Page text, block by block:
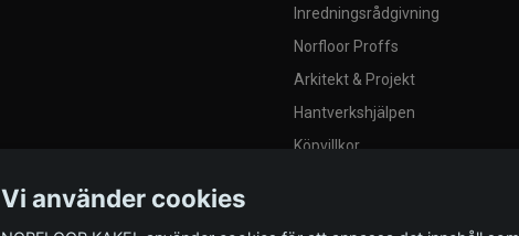
Inredningsrådgivning
Norfloor Proffs
Arkitekt & Projekt
Hantverkshjälpen
Köpvillkor
Vi använder cookies